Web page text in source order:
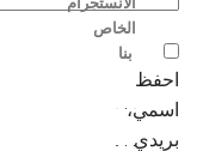
احفظ
اسمي،
بريدي
الخاص
بنا